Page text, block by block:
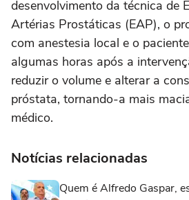
desenvolvimento da técnica de
Artérias Prostáticas (EAP), o
com anestesia local e o
algumas horas após a
reduzir o volume e alterar a
próstata, tornando-a mais
médico.
Notícias relacionadas
Quem é Alfredo Gaspar,